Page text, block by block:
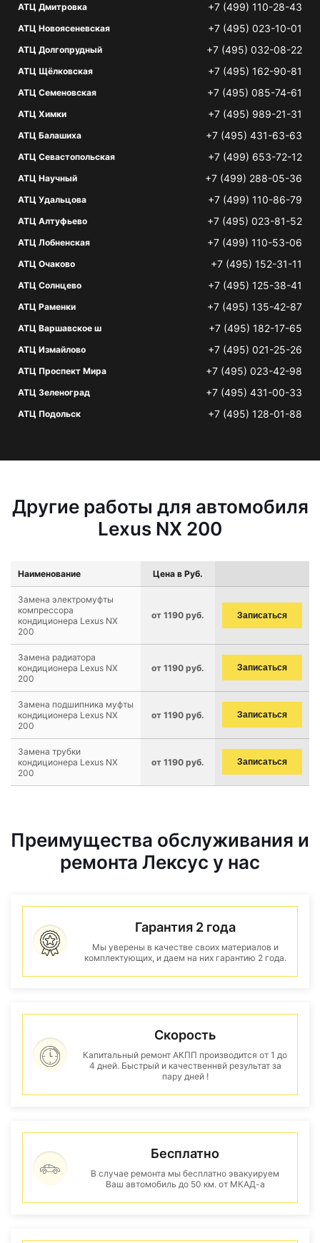
АТЦ Дмитровка +7 (499) 110-28-43
АТЦ Новоясеневская +7 (495) 023-10-01
АТЦ Долгопрудный +7 (495) 032-08-22
АТЦ Щёлковская +7 (495) 162-90-81
АТЦ Семеновская +7 (495) 085-74-61
АТЦ Химки +7 (495) 989-21-31
АТЦ Балашиха +7 (495) 431-63-63
АТЦ Севастопольская +7 (499) 653-72-12
АТЦ Научный +7 (499) 288-05-36
АТЦ Удальцова +7 (499) 110-86-79
АТЦ Алтуфьево +7 (495) 023-81-52
АТЦ Лобненская +7 (499) 110-53-06
АТЦ Очаково +7 (495) 152-31-11
АТЦ Солнцево +7 (495) 125-38-41
АТЦ Раменки +7 (495) 135-42-87
АТЦ Варшавское ш +7 (495) 182-17-65
АТЦ Измайлово +7 (495) 021-25-26
АТЦ Проспект Мира +7 (495) 023-42-98
АТЦ Зеленоград +7 (495) 431-00-33
АТЦ Подольск +7 (495) 128-01-88
Другие работы для автомобиля
Lexus NX 200
Наименование Цена в Руб.
Замена электромуфты
компрессора
кондиционера Lexus NX
200
от 1190 руб. Записаться
Замена радиатора
кондиционера Lexus NX
200
от 1190 руб. Записаться
Замена подшипника муфты
кондиционера Lexus NX
200
от 1190 руб. Записаться
Замена трубки
кондиционера Lexus NX
200
от 1190 руб. Записаться
Преимущества обслуживания и
ремонта Лексус у нас
Гарантия 2 года
Мы уверены в качестве своих материалов и
комплектующих, и даем на них гарантию 2 года.
Скорость
Капитальный ремонт АКПП производится от 1 до
4 дней. Быстрый и качественнвй результат за
пару дней !
Бесплатно
В случае ремонта мы бесплатно эвакуируем
Ваш автомобиль до 50 км. от МКАД-а